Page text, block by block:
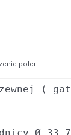
poler
(